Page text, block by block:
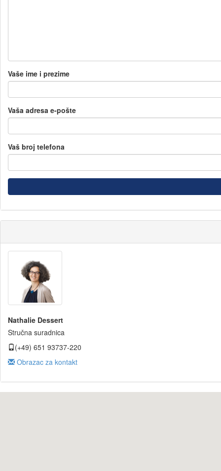
Vaše ime i prezime
Vaša adresa e-pošte
Vaš broj telefona
Nathalie Dessert
Stručna suradnica
(+49) 651 93737-220
Obrazac za kontakt